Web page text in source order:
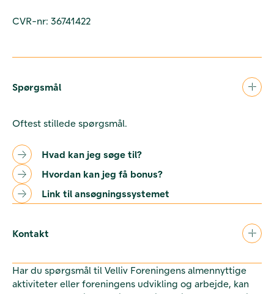
CVR-nr: 36741422
Spørgsmål
Oftest stillede spørgsmål.
Hvad kan jeg søge til?
Hvordan kan jeg få bonus?
Link til ansøgningssystemet
Kontakt
Har du spørgsmål til Velliv Foreningens almennyttige
aktiviteter eller foreningens udvikling og arbejde, kan